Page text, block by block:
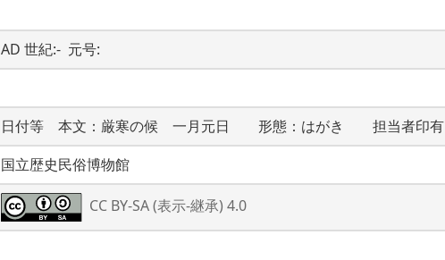
AD 世紀:-  元号:
日付等　本文：厳寒の候　一月元日　　形態：はがき　　担当者印有
国立歴史民俗博物館
CC BY-SA (表示-継承) 4.0